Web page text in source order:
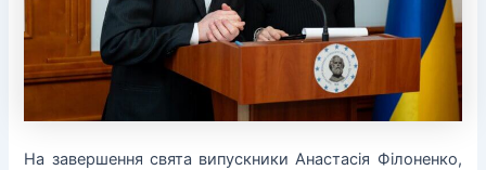
На завершення свята випускники Анастасія Філоненко,